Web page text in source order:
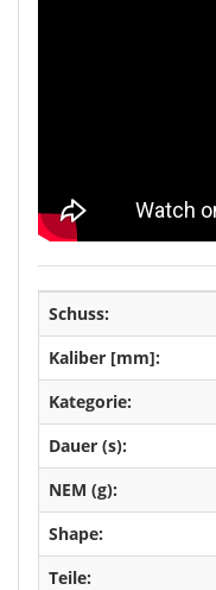
Schuss:
Kaliber [mm]:
Kategorie:
Dauer (s):
NEM (g):
Shape:
Teile: